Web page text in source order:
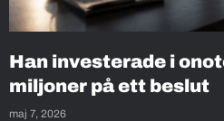
Han investerade i
miljoner på ett beslut
maj 7, 2026